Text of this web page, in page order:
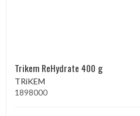
Trikem ReHydrate 400 g
TRiKEM
1898000